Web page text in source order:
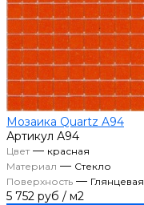
Мозаика Quartz A94
Артикул А94
Цвет— красная
Материал — Стекло
Поверхность — Глянцевая
5 752 руб / м2